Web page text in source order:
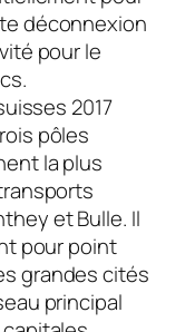
déconnexion
pour le
2017
pôles
la plus
et Bulle. Il
pour point
grandes cités
principal